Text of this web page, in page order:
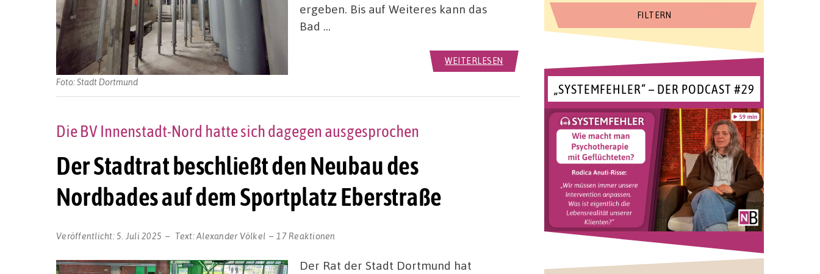
Foto: Stadt Dortmund
ergeben. Bis auf Weiteres kann das
Bad …
WEITERLESEN
Der Stadtrat beschließt den Neubau des
Nordbades auf dem Sportplatz Eberstraße
Die BV Innenstadt-Nord hatte sich dagegen ausgesprochen
Veröffentlicht:5. Juli 2025 Text:Alexander Völkel 17 Reaktionen
Der Rat der Stadt Dortmund hat
„SYSTEMFEHLER“ – DER PODCAST #29